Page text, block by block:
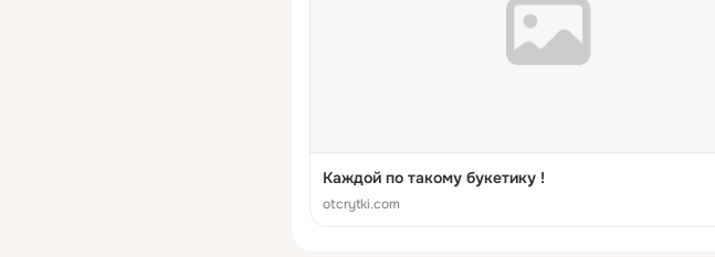
Каждой по такому букетику !
otcrytki.com